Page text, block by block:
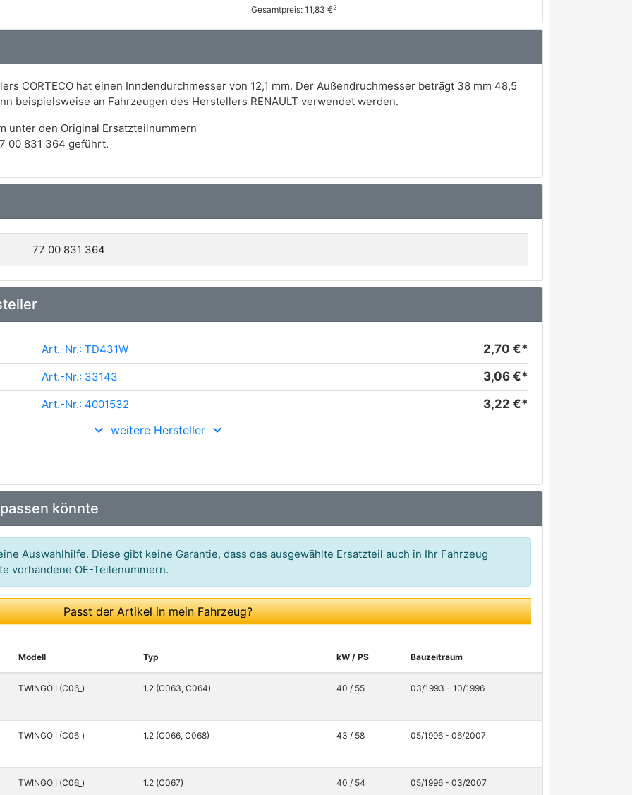
Gesamtpreis: 11,83 €2
CORTECO hat einen Inndendurchmesser von 12,1 mm. Der Außendruchmesser beträgt 38 mm 48,5
beispielsweise an Fahrzeugen des Herstellers RENAULT verwendet werden.
unter den Original Ersatzteilnummern
00 831 364 geführt.
77 00 831 364
Art.-Nr.: TD431W 2,70 €*
Art.-Nr.: 33143 3,06 €*
Art.-Nr.: 4001532 3,22 €*
Art.-Nr.: 09380
Art.-Nr.: 16-14 083 1364 3,46 €*
Art.-Nr.: 270285
Art.-Nr.: VKDS 336050 3,86 €*
Art.-Nr.: G9-604
Art.-Nr.: 22494 01 9,03 €*
Art.-Nr.: RE-SB-1337 12,43 €*
Art.-Nr.: 439
Art.-Nr.: FSK7170
Art.-Nr.: L25800
weitere Hersteller
könnte
Auswahlhilfe. Diese gibt keine Garantie, dass das ausgewählte Ersatzteil auch in Ihr Fahrzeug
vorhandene OE-Teilenummern.
Passt der Artikel in mein Fahrzeug?
Modell Typ kW / PS Bauzeitraum
TWINGO I (C06_) 1.2 (C063, C064) 40 / 55 03/1993 - 10/1996
TWINGO I (C06_) 1.2 (C066, C068) 43 / 58 05/1996 - 06/2007
TWINGO I (C06_) 1.2 (C067) 40 / 54 05/1996 - 03/2007